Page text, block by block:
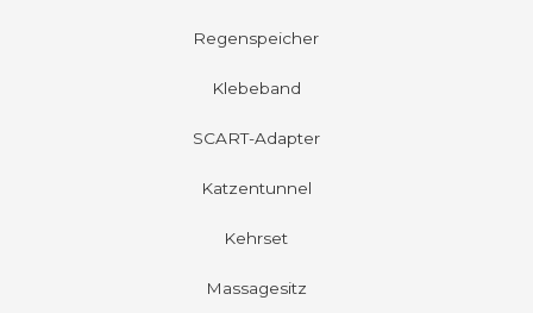
Regenspeicher
Klebeband
SCART-Adapter
Katzentunnel
Kehrset
Massagesitz